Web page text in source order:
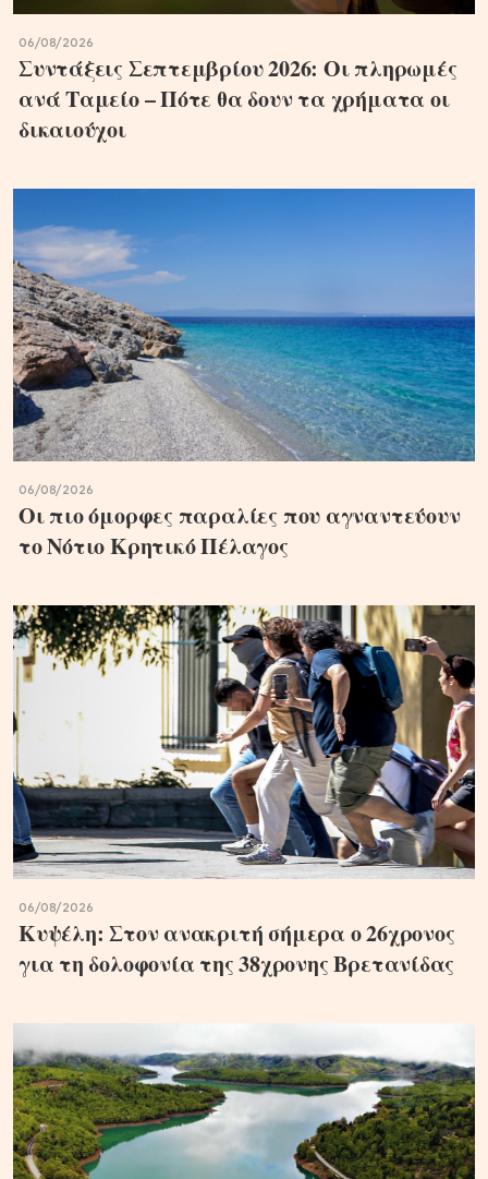
06/08/2026
Συντάξεις Σεπτεμβρίου 2026: Οι πληρωμές
ανά Ταμείο – Πότε θα δουν τα χρήματα οι
δικαιούχοι
06/08/2026
Οι πιο όμορφες παραλίες που αγναντεύουν
το Νότιο Κρητικό Πέλαγος
06/08/2026
Κυψέλη: Στον ανακριτή σήμερα ο 26χρονος
για τη δολοφονία της 38χρονης Βρετανίδας